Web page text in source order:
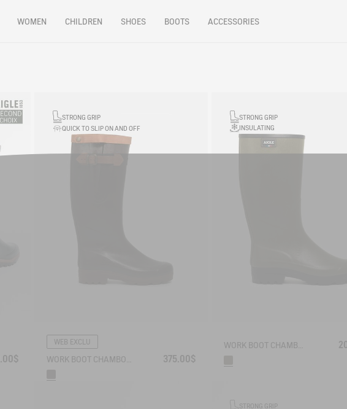
WOMEN CHILDREN SHOES BOOTS ACCESSORIES
STRONG GRIP
QUICK TO SLIP ON AND OFF
WEB EXCLU
375.00$
STRONG GRIP
INSULATING
STRONG GRIP